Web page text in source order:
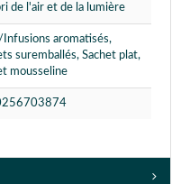
de l'air et de la lumière
Infusions aromatisés,
suremballés, Sachet plat,
mousseline